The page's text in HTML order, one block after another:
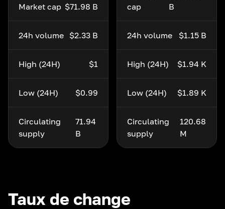
Market cap $71.98 B
24h volume $2.33 B
High (24H) $1
Low (24H) $0.99
Circulating
supply
71.94
B
cap
B
24h volume $1.15 B
High (24H) $1.94 K
Low (24H) $1.89 K
Circulating
supply
120.68
M
Taux de change